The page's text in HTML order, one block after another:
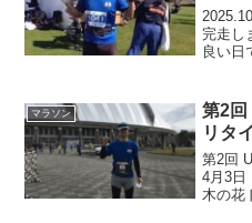
完走し
良い日
基本情
日...
マラソン
第2
リタ
第2回
4月3日
木の花